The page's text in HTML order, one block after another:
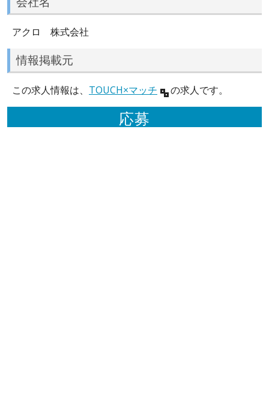
アクロ 株式会社
情報掲載元
この求人情報は、 TOUCH×マッチ の求人です。
応募